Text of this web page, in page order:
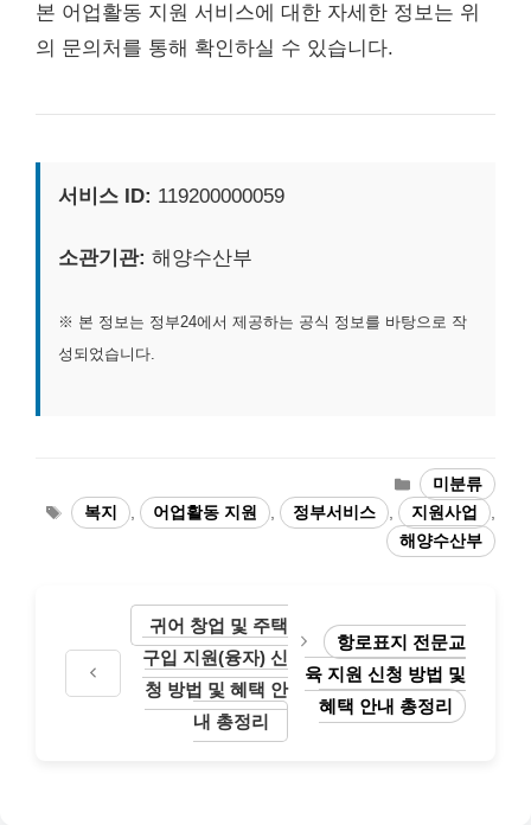
본 어업활동 지원 서비스에 대한 자세한 정보는 위
의 문의처를 통해 확인하실 수 있습니다.
서비스 ID: 119200000059
소관기관: 해양수산부
※ 본 정보는 정부24에서 제공하는 공식 정보를 바탕으로 작
성되었습니다.
카
테
고
리
미분류
태
그
복지 , 어업활동 지원 , 정부서비스 , 지원사업
,
해양수산부
귀어 창업 및 주택
구입 지원(융자) 신
청 방법 및 혜택 안
내 총정리
항로표지 전문교
육 지원 신청 방법 및
혜택 안내 총정리